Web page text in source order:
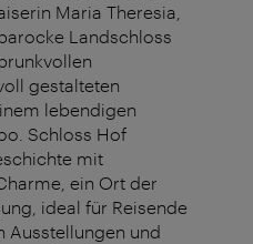
Maria Theresia,
Landschloss
gestalteten
lebendigen
Schloss Hof
mit
ein Ort der
ideal für Reisende
Ausstellungen und